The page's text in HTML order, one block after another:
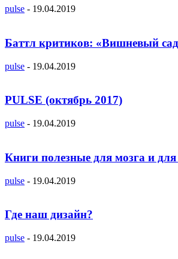
pulse - 19.04.2019
Баттл критиков: «Вишневый
pulse - 19.04.2019
PULSE (октябрь 2017)
pulse - 19.04.2019
Книги полезные для мозга и
pulse - 19.04.2019
Где наш дизайн?
pulse - 19.04.2019